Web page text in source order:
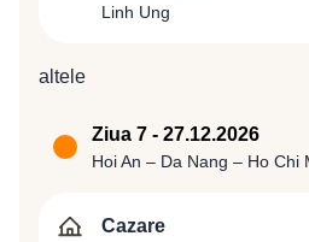
Linh Ung
altele
Ziua 7 - 27.12.2026
Hoi An – Da Nang – Ho Chi
Cazare